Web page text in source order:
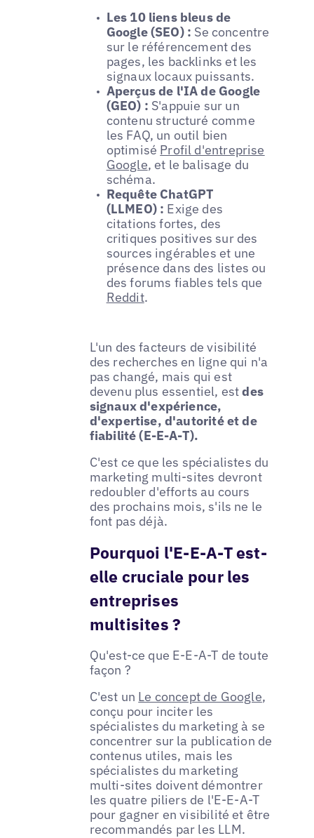
Les 10 liens bleus de
Google (SEO) : Se concentre
sur le référencement des
pages, les backlinks et les
signaux locaux puissants.
Aperçus de l'IA de Google
(GEO) : S'appuie sur un
contenu structuré comme
les FAQ, un outil bien
optimisé Profil d'entreprise
Google, et le balisage du
schéma.
Requête ChatGPT
(LLMEO) : Exige des
citations fortes, des
critiques positives sur des
sources ingérables et une
présence dans des listes ou
des forums fiables tels que
Reddit.
L'un des facteurs de visibilité
des recherches en ligne qui n'a
pas changé, mais qui est
devenu plus essentiel, estdes
signaux d'expérience,
d'expertise, d'autorité et de
fiabilité (E-E-A-T).
C'est ce que les spécialistes du
marketing multi-sites devront
redoubler d'efforts au cours
des prochains mois, s'ils ne le
font pas déjà.
Pourquoi l'E-E-A-T est-
elle cruciale pour les
entreprises
multisites ?
Qu'est-ce que E-E-A-T de toute
façon ?
C'est un Le concept de Google,
conçu pour inciter les
spécialistes du marketing à se
concentrer sur la publication de
contenus utiles, mais les
spécialistes du marketing
multi-sites doivent démontrer
les quatre piliers de l'E-E-A-T
pour gagner en visibilité et être
recommandés par les LLM.